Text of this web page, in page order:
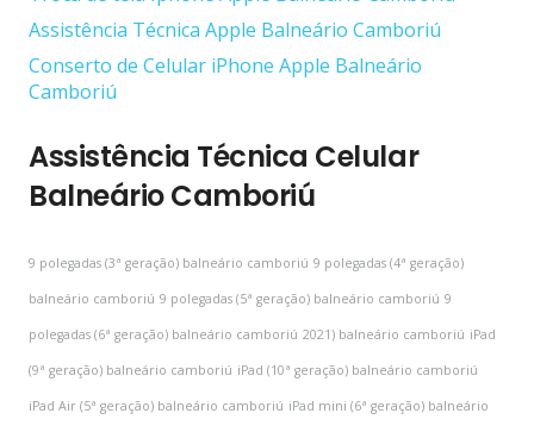
Assistência Técnica Apple Balneário Camboriú
Conserto de Celular iPhone Apple Balneário
Camboriú
Assistência Técnica Celular
Balneário Camboriú
9 polegadas (3ª geração) balneário camboriú 9 polegadas (4ª geração)
balneário camboriú 9 polegadas (5ª geração) balneário camboriú 9
polegadas (6ª geração) balneário camboriú 2021) balneário camboriú iPad
(9ª geração) balneário camboriú iPad (10ª geração) balneário camboriú
iPad Air (5ª geração) balneário camboriú iPad mini (6ª geração) balneário